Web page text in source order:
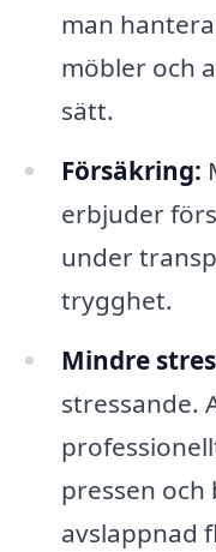
man
möbler och
sätt.
Försäkring:
erbjuder
under
trygghet.
Mindre
stressande.
pressen
avslappnad